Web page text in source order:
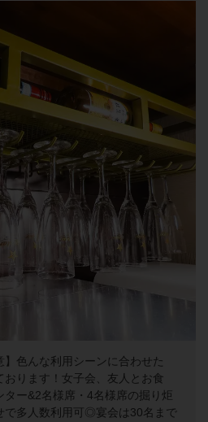
】色んな利用シーンに合わせた
ります！女子会、友人とお食
ー&2名様席・4名様席の掘り炬
で多人数利用可◎宴会は30名まで